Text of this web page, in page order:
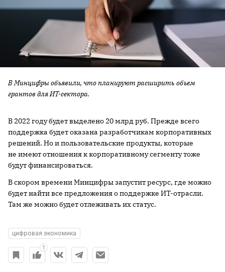
В Минцифры объявили, что планируют расширить объем
грантов для ИТ-сектора.
В 2022 году будет выделено 20 млрд руб. Прежде всего
поддержка будет оказана разработчикам корпоративных
решений. Но и пользовательские продукты, которые
не имеют отношения к корпоративному сегменту тоже
будут финансироваться.
В скором времени Минцифры запустит ресурс, где можно
будет найти все предложения о поддержке ИТ-отрасли.
Там же можно будет отлеживать их статус.
цифровая экономика
1